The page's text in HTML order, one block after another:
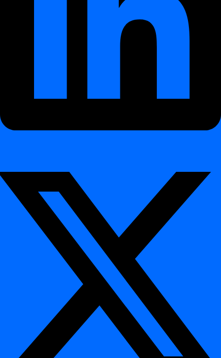
Zemāk ir reālu problēmu piemēri, ko automātiski konstatē modulis
Trūkstošas vai
Datu izgūšana pabeigta, bet kritiskas kolonnas
nobīdes
reģionā mainās negaidīti
Strauja
unikālitātes
zudums
Iepriekš unikāli ID sāk dublēties sakarā ar
augšupēja savienojuma kļūdām
Arhitektūra un izpilde¶
Izpilde datu bāzē: Visa anomāliju atklāšanas loģika tiek
datu bāzes dzinī
(Teradata, Snowflake, Databricks,
PostgreSQL utt.)
Bez datu pārvietošanas:
digna lasa tikai metriķus, nekad
neizdala izejmateriālu datus ārpusē
Inkrementālas atjaunināšanas:
Katru reizi analizēti tiek
tikai jauni datu segmenti efektivitātes nolūkos
Konfigurējama pārbaudes biežuma:
Ikstundu, ikdienas vai
aktivizēta pēc augšupēja procesa
Rezultātu glabāšana:
Metriķi un anomāliju marķieri tiek
ierakstīti atpakaļ digna novērojamības shēmā vizualizācijai un
brīdinājumiem